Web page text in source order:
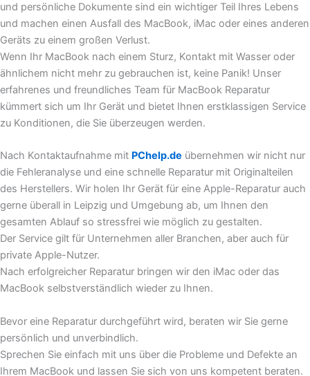
und persönliche Dokumente sind ein wichtiger Teil Ihres Lebens
und machen einen Ausfall des MacBook, iMac oder eines anderen
Geräts zu einem großen Verlust.
Wenn Ihr MacBook nach einem Sturz, Kontakt mit Wasser oder
ähnlichem nicht mehr zu gebrauchen ist, keine Panik! Unser
erfahrenes und freundliches Team für MacBook Reparatur
kümmert sich um Ihr Gerät und bietet Ihnen erstklassigen Service
zu Konditionen, die Sie überzeugen werden.
Nach Kontaktaufnahme mit PChelp.de übernehmen wir nicht nur
die Fehleranalyse und eine schnelle Reparatur mit Originalteilen
des Herstellers. Wir holen Ihr Gerät für eine Apple-Reparatur auch
gerne überall in Leipzig und Umgebung ab, um Ihnen den
gesamten Ablauf so stressfrei wie möglich zu gestalten.
Der Service gilt für Unternehmen aller Branchen, aber auch für
private Apple-Nutzer.
Nach erfolgreicher Reparatur bringen wir den iMac oder das
MacBook selbstverständlich wieder zu Ihnen.
Bevor eine Reparatur durchgeführt wird, beraten wir Sie gerne
persönlich und unverbindlich.
Sprechen Sie einfach mit uns über die Probleme und Defekte an
Ihrem MacBook und lassen Sie sich von uns kompetent beraten.